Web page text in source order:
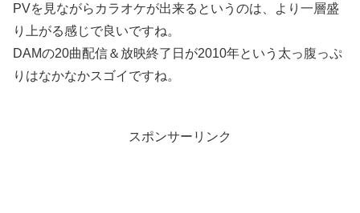
PVを見ながらカラオケが出来るというのは、より一層盛
り上がる感じで良いですね。
DAMの20曲配信＆放映終了日が2010年という太っ腹っぷ
りはなかなかスゴイですね。
スポンサーリンク